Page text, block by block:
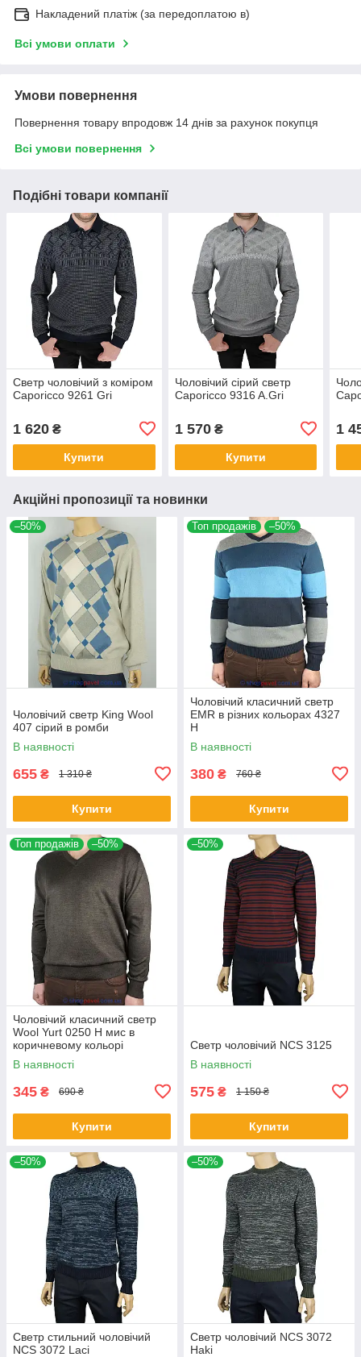
Накладений платіж (за передоплатою в)
Всі умови оплати
Умови повернення
Повернення товару впродовж 14 днів за рахунок покупця
Всі умови повернення
Подібні товари компанії
Светр чоловічий з коміром
Caporicco 9261 Gri
1 620 ₴
Купити
Чоловічий сірий светр
Caporicco 9316 A.Gri
1 570₴
Купити
1
Акційні пропозиції та новинки
–50%
Чоловічий светр King Wool
407 сірий в ромби
В наявності
655 ₴ 1 310 ₴
Купити
Топ продажів –50%
Чоловічий класичний светр
EMR в різних кольорах 4327
Н
В наявності
380 ₴ 760 ₴
Купити
Топ продажів –50%
Чоловічий класичний светр
Wool Yurt 0250 Н мис в
коричневому кольорі
В наявності
345 ₴ 690 ₴
Купити
–50%
Светр чоловічий NCS 3125
В наявності
575 ₴ 1 150 ₴
Купити
–50%
Светр стильний чоловічий
NCS 3072 Laci
–50%
Светр чоловічий NCS 3072
Haki